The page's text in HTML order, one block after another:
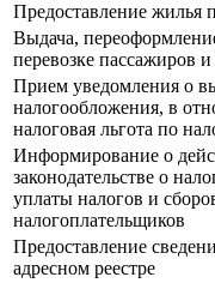
Предоставление жилья
Выдача,
перевозке пассажиров
Прием уведомления о
налогообложения, в
налоговая льгота по
Информирование о
законодательстве о
уплаты налогов и
налогоплательщиков
Предоставление
адресном реестре